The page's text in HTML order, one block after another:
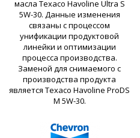
масла Texaco Havoline Ultra S
5W-30. Данные изменения
связаны с процессом
унификации продуктовой
линейки и оптимизации
процесса производства.
Заменой для снимаемого с
производства продукта
является Texaco Havoline ProDS
M 5W-30.